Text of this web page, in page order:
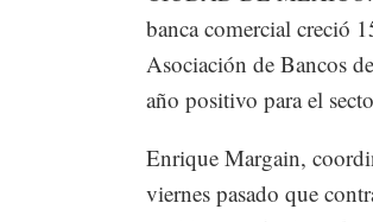
banca comercial creció
Asociación de Bancos
año positivo para el
Enrique Margain,
viernes pasado que